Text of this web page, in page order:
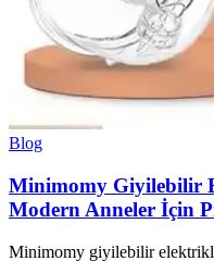
Blog
Minimomy Giyilebilir
Modern Anneler İçin
Minimomy giyilebilir elektrikli